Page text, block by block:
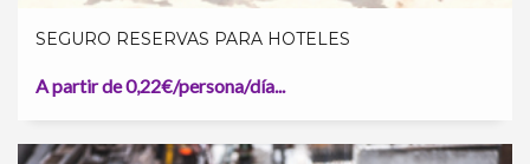
SEGURO RESERVAS PARA HOTELES
A partir de 0,22€/persona/día...